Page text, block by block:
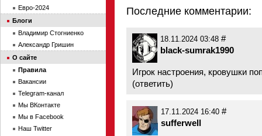
Последние комментарии:
18.11.2024 03:48 #
black-sumrak1990
Игрок настроения, кровушки
(ответить)
17.11.2024 16:40 #
sufferwell
Евро-2024
Блоги
Владимир Стогниенко
Александр Гришин
О сайте
Правила
Вакансии
Telegram-канал
Мы ВКонтакте
Мы в Facebook
Наш Twitter